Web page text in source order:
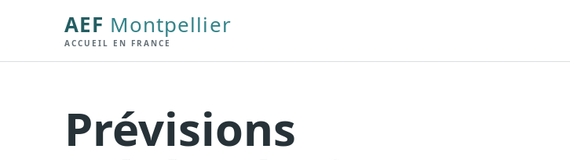
AEF Montpellier
ACCUEIL EN FRANCE
Prévisions